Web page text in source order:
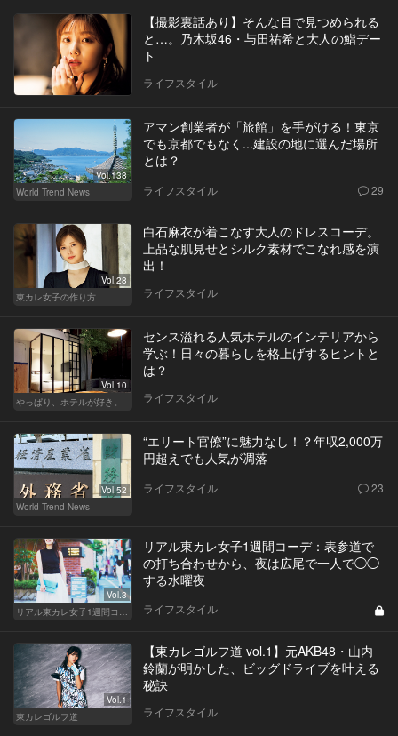
【撮影裏話あり】そんな目で見つめられる
と…。乃木坂46・与田祐希と大人の鮨デー
ト
ライフスタイル
Vol.138
World Trend News
アマン創業者が「旅館」を手がける！東京
でも京都でもなく...建設の地に選んだ場所
とは？
ライフスタイル 29
Vol.28
東カレ女子の作り方
白石麻衣が着こなす大人のドレスコーデ。
上品な肌見せとシルク素材でこなれ感を演
出！
ライフスタイル
Vol.10
やっぱり、ホテルが好き。
センス溢れる人気ホテルのインテリアから
学ぶ！日々の暮らしを格上げするヒントと
は？
ライフスタイル
Vol.52
World Trend News
“エリート官僚”に魅力なし！？年収2,000万
円超えでも人気が凋落
ライフスタイル 23
Vol.3
リアル東カレ女子1週間コーデ
リアル東カレ女子1週間コーデ：表参道で
の打ち合わせから、夜は広尾で一人で◯◯
する水曜夜
ライフスタイル
Vol.1
東カレゴルフ道
【東カレゴルフ道 vol.1】元AKB48・山内
鈴蘭が明かした、ビッグドライブを叶える
秘訣
ライフスタイル